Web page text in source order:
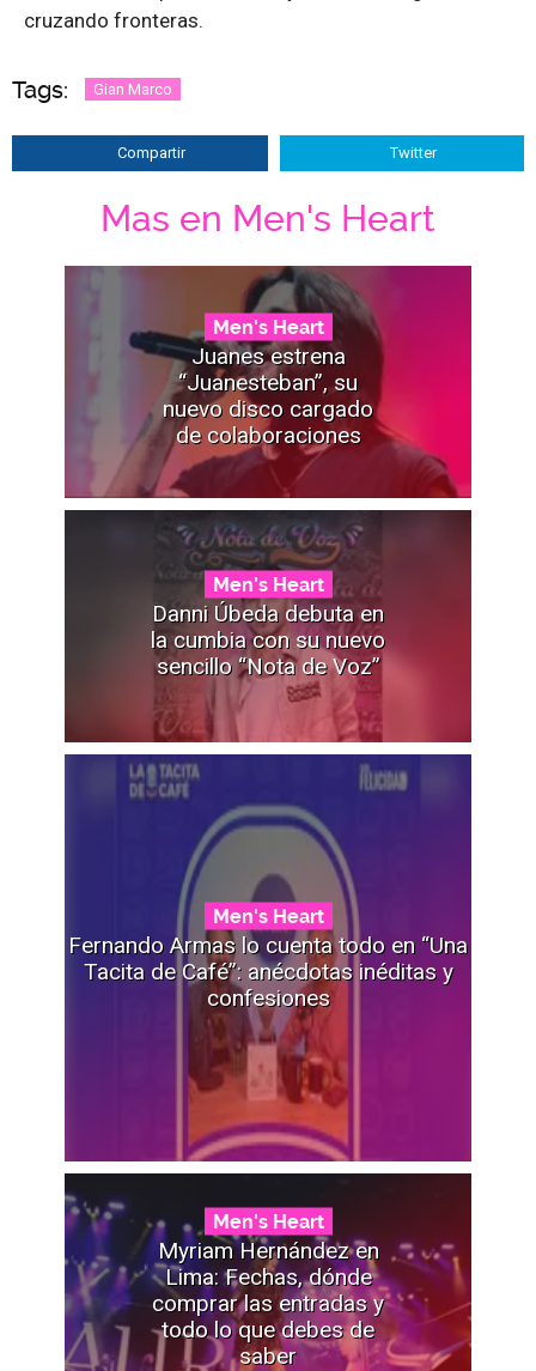
cruzando fronteras.
Tags: Gian Marco
Compartir Twitter
Mas en Men's Heart
Men's Heart
Juanes estrena
“Juanesteban”, su
nuevo disco cargado
de colaboraciones
Men's Heart
Danni Úbeda debuta en
la cumbia con su nuevo
sencillo “Nota de Voz”
Men's Heart
Fernando Armas lo cuenta todo en “Una
Tacita de Café”: anécdotas inéditas y
confesiones
Men's Heart
Myriam Hernández en
Lima: Fechas, dónde
comprar las entradas y
todo lo que debes de
saber